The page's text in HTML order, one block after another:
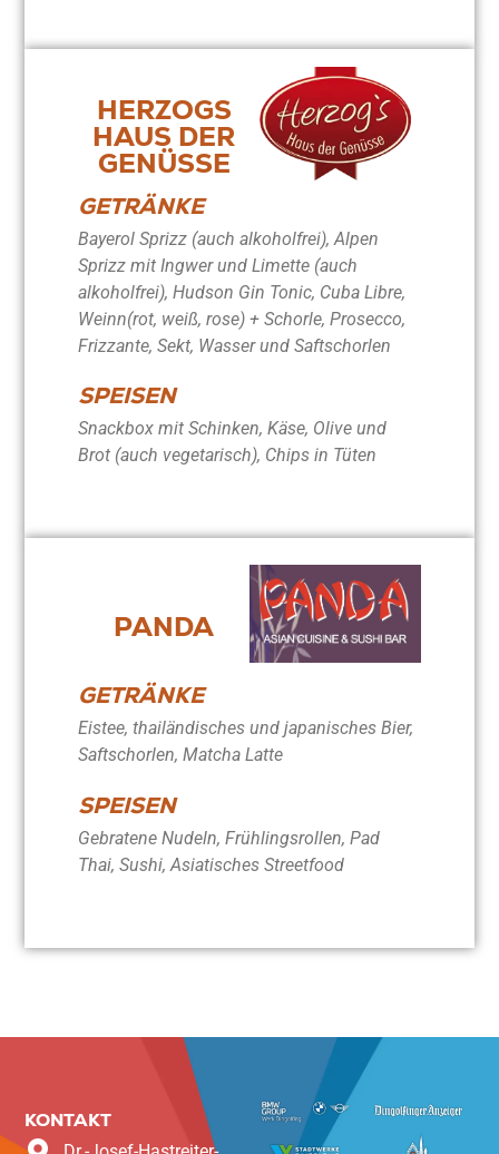
HERZOGS
HAUS DER
GENÜSSE
GETRÄNKE
Bayerol Sprizz (auch alkoholfrei), Alpen
Sprizz mit Ingwer und Limette (auch
alkoholfrei), Hudson Gin Tonic, Cuba Libre,
Weinn(rot, weiß, rose) + Schorle, Prosecco,
Frizzante, Sekt, Wasser und Saftschorlen
SPEISEN
Snackbox mit Schinken, Käse, Olive und
Brot (auch vegetarisch), Chips in Tüten
PANDA
GETRÄNKE
Eistee, thailändisches und japanisches Bier,
Saftschorlen, Matcha Latte
SPEISEN
Gebratene Nudeln, Frühlingsrollen, Pad
Thai, Sushi, Asiatisches Streetfood
KONTAKT